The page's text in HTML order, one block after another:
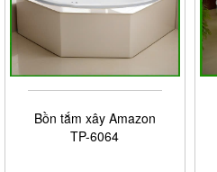
Bồn tắm xây Amazon
TP-6064